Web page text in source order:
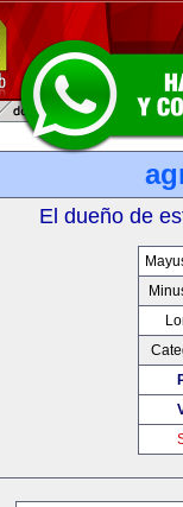
El dueño de